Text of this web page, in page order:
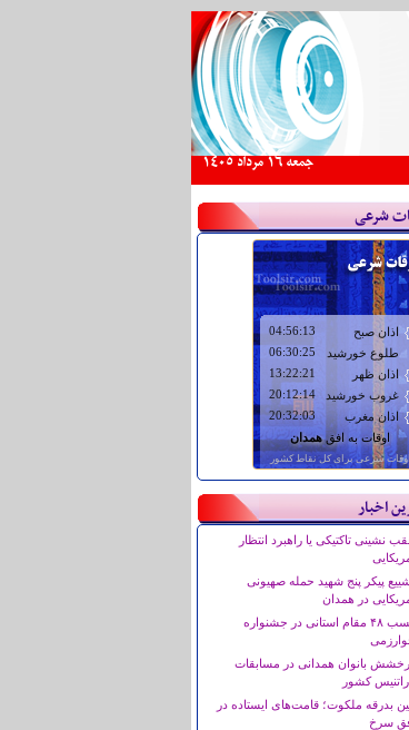
جمعه 16 مرداد 1405
شرعی
اخبار
نشینی تاکتیکی یا راهبرد انتظار
پیکر پنج شهید حمله صهیونی
در همدان
کسب ۴۸ مقام استانی در جشنواره
بانوان همدانی در مسابقات
کشور
بدرقه ملکوت؛ قامت‌های ایستاده در
سرخ